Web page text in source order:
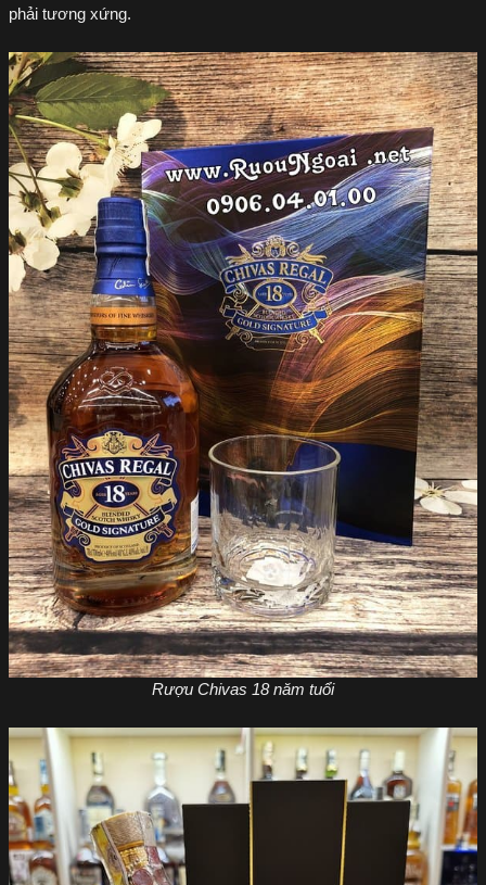
phải tương xứng.
Rượu Chivas 18 năm tuổi